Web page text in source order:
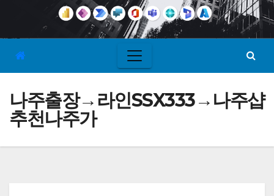
나주출장→라인SSX333→나주샵
추천나주가